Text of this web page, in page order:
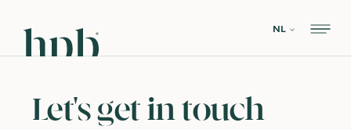
NL
Let's get in touch